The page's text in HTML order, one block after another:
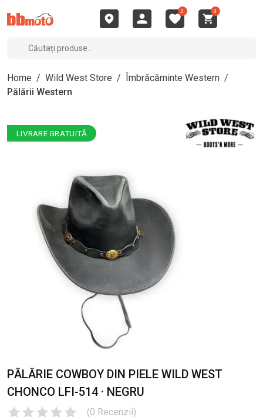
0 0
Home / Wild West Store / Îmbrăcăminte Western /
Pălării Western
LIVRARE GRATUITĂ
PĂLĂRIE COWBOY DIN PIELE WILD WEST
CHONCO LFI-514 · NEGRU
(0 Recenzii)